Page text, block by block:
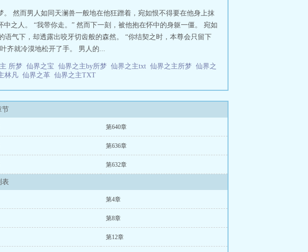
然而男人如同天澜兽一般地在他狂蹭着，宛如恨不得要在他身上抹
之人。 “我带你走。” 然而下一刻，被他抱在怀中的身躯一僵。 宛如
气下，却透露出咬牙切齿般的森然。 “你结契之时，本尊会只留下
齐就冷漠地松开了手。 男人的...
所梦 仙界之宝 仙界之主by所梦 仙界之主txt 仙界之主所梦 仙界之
林凡 仙界之革 仙界之主TXT
节
第640章
第636章
第632章
表
第4章
第8章
第12章